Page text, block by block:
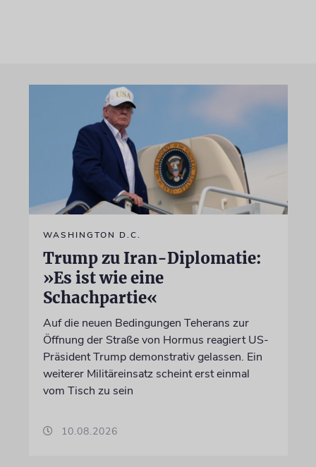
WASHINGTON D.C.
Trump zu Iran-Diplomatie:
»Es ist wie eine
Schachpartie«
Auf die neuen Bedingungen Teherans zur
Öffnung der Straße von Hormus reagiert US-
Präsident Trump demonstrativ gelassen. Ein
weiterer Militäreinsatz scheint erst einmal
vom Tisch zu sein
10.08.2026